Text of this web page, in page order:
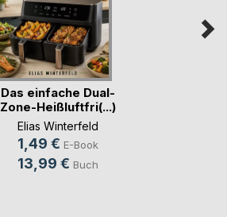
Das einfache Dual-
Zone-Heißluftfri(...)
Elias Winterfeld
1,49 € E-Book
13,99 € Buch